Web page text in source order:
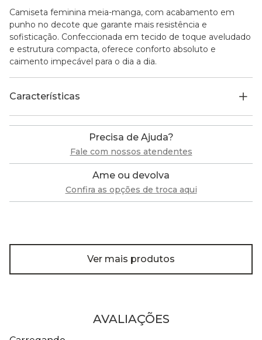
Camiseta feminina meia-manga, com acabamento em
punho no decote que garante mais resistência e
sofisticação. Confeccionada em tecido de toque aveludado
e estrutura compacta, oferece conforto absoluto e
caimento impecável para o dia a dia.
Características
Precisa de Ajuda?
Fale com nossos atendentes
Ame ou devolva
Confira as opções de troca aqui
Ver mais produtos
AVALIAÇÕES